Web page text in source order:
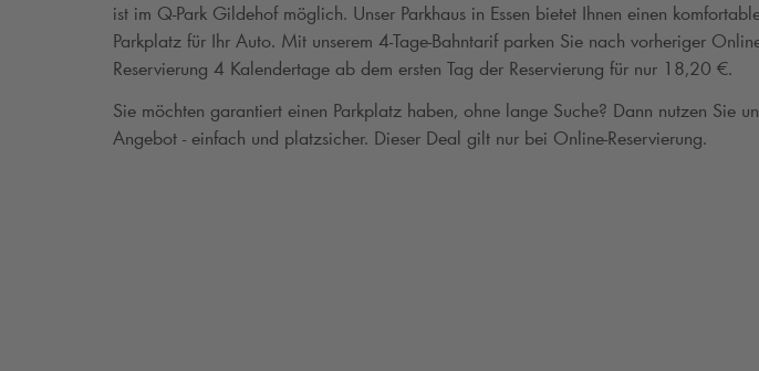
ist im Q-Park Gildehof möglich. Unser Parkhaus in Essen bietet Ihnen einen
Parkplatz für Ihr Auto. Mit unserem 4-Tage-Bahntarif parken Sie nach vorheriger
Reservierung 4 Kalendertage ab dem ersten Tag der Reservierung für nur 18,20 €.
Sie möchten garantiert einen Parkplatz haben, ohne lange Suche? Dann nutzen Sie
Angebot - einfach und platzsicher. Dieser Deal gilt nur bei Online-Reservierung.